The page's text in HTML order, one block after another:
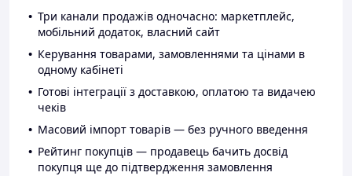
Три канали продажів одночасно: маркетплейс,
мобільний додаток, власний сайт
Керування товарами, замовленнями та цінами в
одному кабінеті
Готові інтеграції з доставкою, оплатою та видачею
чеків
Масовий імпорт товарів — без ручного введення
Рейтинг покупців — продавець бачить досвід
покупця ще до підтвердження замовлення